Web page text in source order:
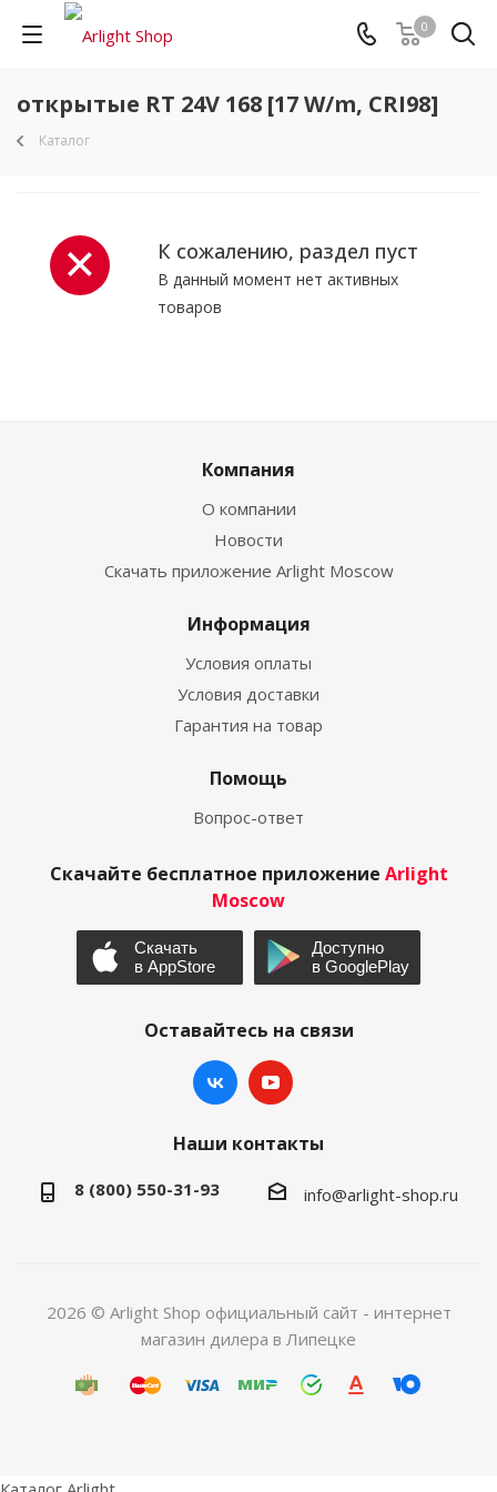
0
открытые RT 24V 168 [17 W/m, CRI98]
Каталог
К сожалению, раздел пуст
В данный момент нет активных
товаров
Компания
О компании
Новости
Скачать приложение Arlight Moscow
Информация
Условия оплаты
Условия доставки
Гарантия на товар
Помощь
Вопрос-ответ
Скачайте бесплатное приложение Arlight
Moscow
Оставайтесь на связи
Наши контакты
8 (800) 550-31-93 info@arlight-shop.ru
2026 © Arlight Shop официальный сайт - интернет
магазин дилера в Липецке